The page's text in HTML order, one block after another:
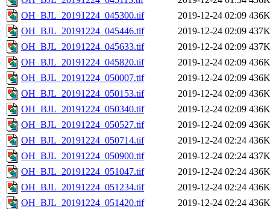
OH_BJL_20191224_045300.tif
2019-12-24 02:09 436K
OH_BJL_20191224_045446.tif
2019-12-24 02:09 437K
OH_BJL_20191224_045633.tif
2019-12-24 02:09 437K
OH_BJL_20191224_045820.tif
2019-12-24 02:09 436K
OH_BJL_20191224_050007.tif
2019-12-24 02:09 436K
OH_BJL_20191224_050153.tif
2019-12-24 02:09 436K
OH_BJL_20191224_050340.tif
2019-12-24 02:09 436K
OH_BJL_20191224_050527.tif
2019-12-24 02:09 436K
OH_BJL_20191224_050714.tif
2019-12-24 02:24 436K
OH_BJL_20191224_050900.tif
2019-12-24 02:24 437K
OH_BJL_20191224_051047.tif
2019-12-24 02:24 436K
OH_BJL_20191224_051234.tif
2019-12-24 02:24 436K
OH_BJL_20191224_051420.tif
2019-12-24 02:24 436K